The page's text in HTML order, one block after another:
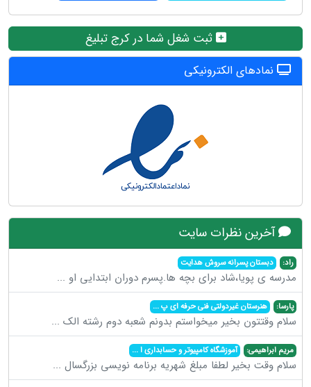
ثبت شغل شما در کرج تبلیغ
نمادهای الکترونیکی
آخرین نظرات سایت
راد: دبستان پسرانه سروش هدایت
مدرسه ی پویا،شاد برای بچه ها.پسرم دوران ابتدایی او ...
پارسا: هنرستان غیردولتی فنی حرفه ای پ...
سلام وقتتون بخیر میخواستم بدونم شعبه دوم رشته الک ...
مریم ابراهیمی: آموزشگاه کامپیوتر و حسابداری ا...
سلام وقت بخیر لطفا مبلغ شهریه برنامه نویسی بزرگسال ...